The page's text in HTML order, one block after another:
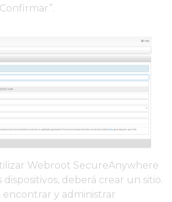
Webroot SecureAnywhere
deberá crear un sitio.
encontrar y administrar